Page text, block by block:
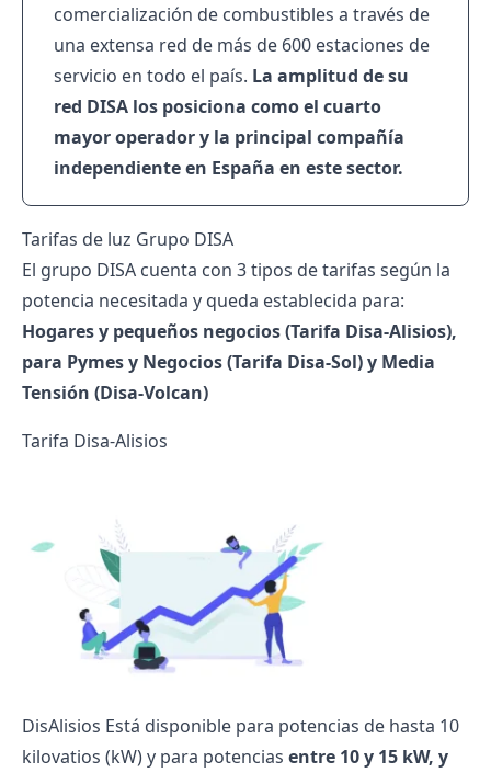
comercialización de combustibles a través de
una extensa red de más de 600 estaciones de
servicio en todo el país. La amplitud de su
red DISA los posiciona como el cuarto
mayor operador y la principal compañía
independiente en España en este sector.
Tarifas de luz Grupo DISA
El grupo DISA cuenta con 3 tipos de tarifas según la
potencia necesitada y queda establecida para:
Hogares y pequeños negocios (Tarifa Disa-Alisios),
para Pymes y Negocios (Tarifa Disa-Sol) y Media
Tensión (Disa-Volcan)
Tarifa Disa-Alisios
DisAlisios Está disponible para potencias de hasta 10
kilovatios (kW) y para potencias entre 10 y 15 kW, y